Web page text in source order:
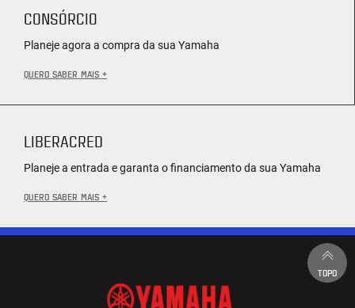
CONSÓRCIO
Planeje agora a compra da sua Yamaha
QUERO SABER MAIS +
LIBERACRED
Planeje a entrada e garanta o financiamento da sua Yamaha
QUERO SABER MAIS +
TOPO